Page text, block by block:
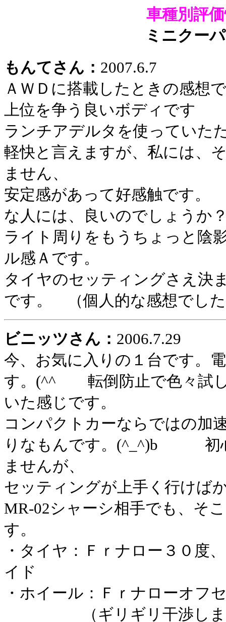
車種別評
ミニクー
もんてさん： 2007.6.7
ＡＷＤに搭載したときの感
上位を争う良いボディです
ランチアデルタを使っていた
軽快と言えますが、私には、
ません、
安定感があって好感触です。
な人には、良いのでしょうか
ライト周りをもうちょっと陰
ル感Ａです。
タイヤのセッティングさえ決
です。 （個人的な感想でし
ビニッツさん： 2006.7.29
今、お気に入りの１台です。
す。(^^ゞ 転倒防止で色々試
いた感じです。
コンパクトカーならではの加
りなもんです。(^_^)b 初
ませんが、
セッティングが上手く行けば
MR-02シャーシ相手でも、そ
す。
・タイヤ：Ｆｒナロー３０度
イド
・ホイール：Ｆｒナローオフ
（ギリギリ干渉しませ